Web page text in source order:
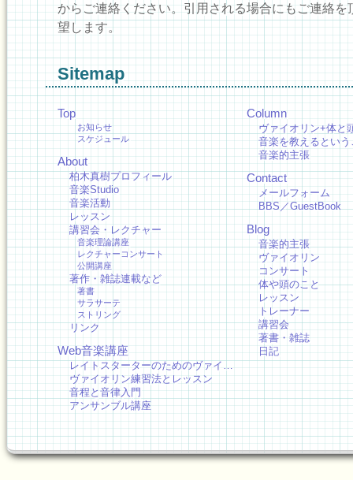
からご連絡ください。引用される場合にもご連絡を
望します。
Sitemap
Top
お知らせ
スケジュール
About
柏木真樹プロフィール
音楽Studio
音楽活動
レッスン
講習会・レクチャー
音楽理論講座
レクチャーコンサート
公開講座
著作・雑誌連載など
著書
サラサーテ
ストリング
リンク
Web音楽講座
レイトスターターのためのヴァイ…
ヴァイオリン練習法とレッスン
音程と音律入門
アンサンブル講座
Column
ヴァイオリン+体と
音楽を教えるという
音楽的主張
Contact
メールフォーム
BBS／GuestBook
Blog
音楽的主張
ヴァイオリン
コンサート
体や頭のこと
レッスン
トレーナー
講習会
著書・雑誌
日記